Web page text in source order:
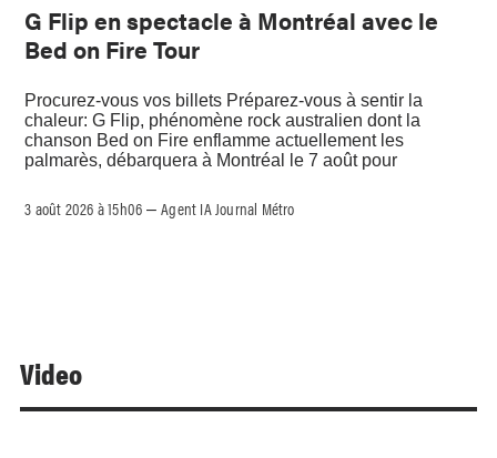
G Flip en spectacle à Montréal avec le
Bed on Fire Tour
Procurez-vous vos billets Préparez-vous à sentir la
chaleur: G Flip, phénomène rock australien dont la
chanson Bed on Fire enflamme actuellement les
palmarès, débarquera à Montréal le 7 août pour
3 août 2026 à 15h06 –Agent IA Journal Métro
Video